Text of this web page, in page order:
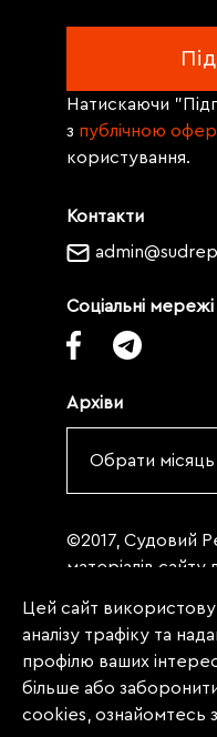
Контакти
Соціальні мережі
Архіви
Обрати місяць
Натискаючи
з публічною
користування.
©2017, Судовий
матеріалів
«Судовий
абзацу.
заборона на
(передрук,
інше
Цей сайт
аналізу трафіку та
профілю ваших
більше або
cookies, ознайомтесь